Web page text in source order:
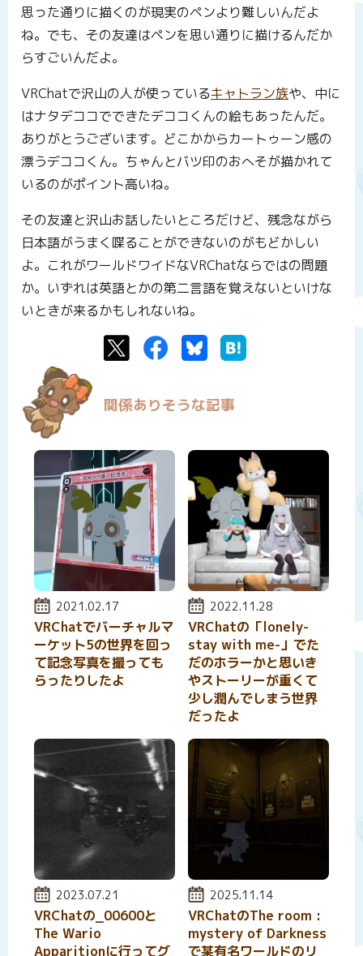
思った通りに描くのが現実のペンより難しいんだよ
ね。でも、その友達はペンを思い通りに描けるんだか
らすごいんだよ。
VRChatで沢山の人が使っているキャトラン族や、中に
はナタデココでできたデココくんの絵もあったんだ。
ありがとうございます。どこかからカートゥーン感の
漂うデココくん。ちゃんとバツ印のおへそが描かれて
いるのがポイント高いね。
その友達と沢山お話したいところだけど、残念ながら
日本語がうまく喋ることができないのがもどかしい
よ。これがワールドワイドなVRChatならではの問題
か。いずれは英語とかの第二言語を覚えないといけな
いときが来るかもしれないね。
TwitterFacebookBluesky
関係ありそうな記事
投稿日:
2021.02.17
VRChatでバーチャルマ
ーケット5の世界を回っ
て記念写真を撮っても
らったりしたよ
投稿日:
2022.11.28
VRChatの「lonely-
stay with me-」でた
だのホラーかと思いき
やストーリーが重くて
少し潤んでしまう世界
だったよ
投稿日:
2023.07.21
VRChatの_00600と
The Wario
Apparitionに行ってグ
投稿日:
2025.11.14
VRChatのThe room :
mystery of Darkness
で某有名ワールドのリ